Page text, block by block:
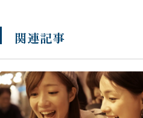
関連記事